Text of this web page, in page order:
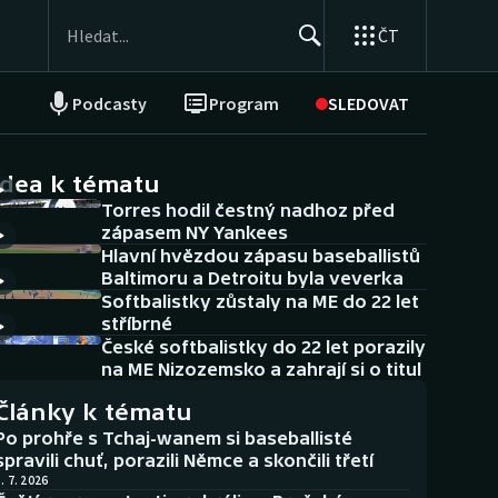
ČT
Podcasty Program SLEDOVAT
NEPŘEHLÉDNĚTE
Historické návraty
Aplikace ČT sport
AZ kvíz
k tématu
Torres hodil čestný nadhoz před
zápasem NY Yankees
Hlavní hvězdou zápasu baseballistů
Baltimoru a Detroitu byla veverka
Softbalistky zůstaly na ME do 22 let
stříbrné
České softbalistky do 22 let porazily
na ME Nizozemsko a zahrají si o titul
k tématu
prohře s Tchaj-wanem si baseballisté
chuť, porazili Němce a skončili třetí
7. 2026